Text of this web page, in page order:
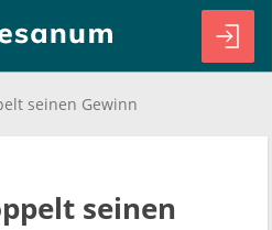
seinen Gewinn
seinen